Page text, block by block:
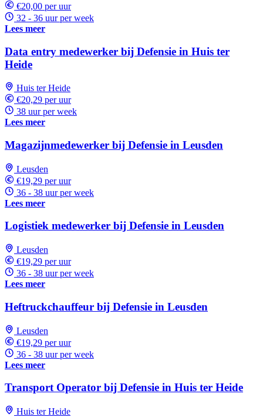
€20,00 per uur
32 - 36 uur per week
Lees meer
Data entry medewerker bij Defensie in Huis ter
Heide
Huis ter Heide
€20,29 per uur
38 uur per week
Lees meer
Magazijnmedewerker bij Defensie in Leusden
Leusden
€19,29 per uur
36 - 38 uur per week
Lees meer
Logistiek medewerker bij Defensie in Leusden
Leusden
€19,29 per uur
36 - 38 uur per week
Lees meer
Heftruckchauffeur bij Defensie in Leusden
Leusden
€19,29 per uur
36 - 38 uur per week
Lees meer
Transport Operator bij Defensie in Huis ter Heide
Huis ter Heide